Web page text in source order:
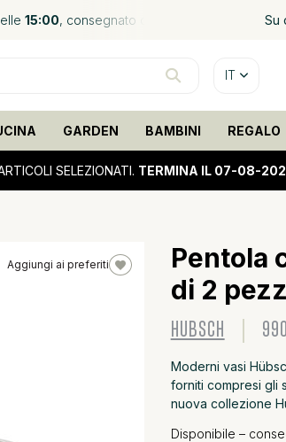
15:00, consegnato domani* Su
IT
GARDEN BAMBINI REGALO
SELEZIONATI. TERMINA IL 07-08-
Aggiungi ai preferiti
Pentola
di 2
HUBSCH
Moderni vasi
forniti compresi gli
nuova collezione
Disponibile –